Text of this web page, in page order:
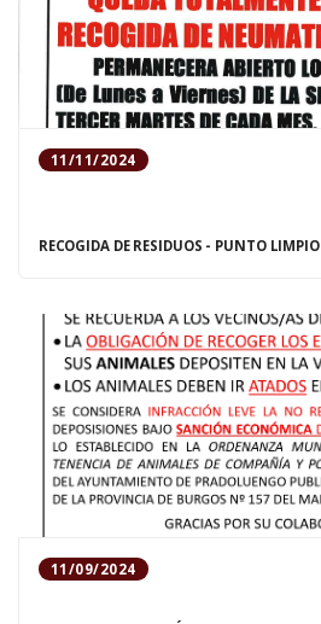
11/11/2024
RECOGIDA DE RESIDUOS - PUNTO LIMPIO
11/09/2024